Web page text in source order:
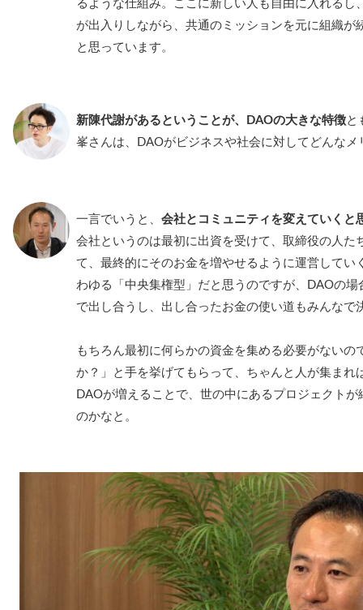
るような仕組み。ここに新しい人も自由に入れるし
が出入りしながら、共通のミッションを元に組織が
と思っています。
新陳代謝があるということが、DAOの大きな特徴と
峯さんは、DAOがビジネスや社会に対してどんな
一言でいうと、 会社とコミュニティを変えていくと
会社というのは最初に出資を受けて、取締役の人た
て、最終的にそのお金を増やせるように運営してい
わゆる「中央集権型」だと思うのですが、DAOの
で出し合うし、出し合ったお金の使い道もみんなで
もちろん最初に何らかの資金を集める必要がないの
か？」と手を挙げてもらって、ちゃんと人が集まれ
DAOが増えることで、世の中にあるプロジェクト
のかなと。